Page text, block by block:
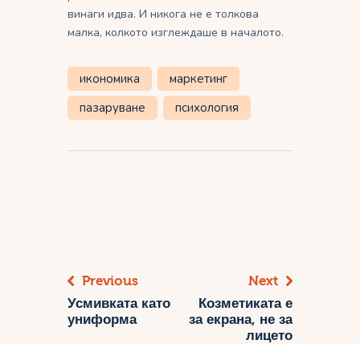
винаги идва. И никога не е толкова
малка, колкото изглеждаше в началото.
икономика
маркетинг
пазаруване
психология
Previous
Усмивката като
униформа
Next
Козметиката е
за екрана, не за
лицето